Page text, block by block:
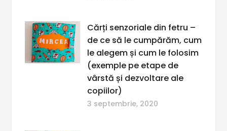
Cărți senzoriale din fetru –
de ce să le cumpărăm, cum
le alegem și cum le folosim
(exemple pe etape de
vârstă și dezvoltare ale
copiilor)
3 septembrie, 2020